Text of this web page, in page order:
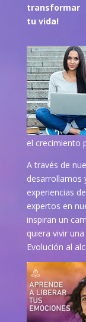
transformar
tu vida!
el crecimiento
A través de
desarrollamos
experiencias
expertos en
inspiran un
quiera vivir
Evolución al